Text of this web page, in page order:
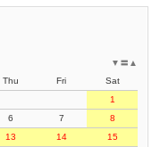
▲
〓
▼
Thu Fri
Sat
1
6 7
8
13 14
15